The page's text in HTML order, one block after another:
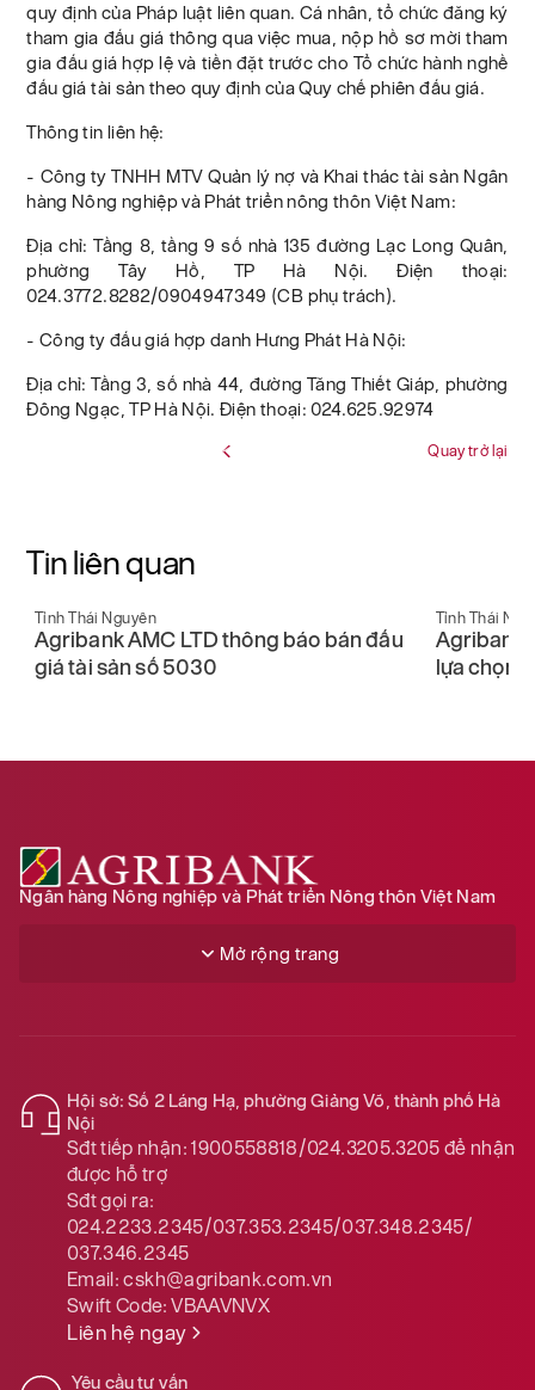
quy định của Pháp luật liên quan. Cá nhân, tổ chức đăng ký
tham gia đấu giá thông qua việc mua, nộp hồ sơ mời tham
gia đấu giá hợp lệ và tiền đặt trước cho Tổ chức hành nghề
đấu giá tài sản theo quy định của Quy chế phiên đấu giá.
Thông tin liên hệ:
- Công ty TNHH MTV Quản lý nợ và Khai thác tài sản Ngân
hàng Nông nghiệp và Phát triển nông thôn Việt Nam:
Địa chỉ: Tầng 8, tầng 9 số nhà 135 đường Lạc Long Quân,
phường Tây Hồ, TP Hà Nội. Điện thoại:
024.3772.8282/0904947349 (CB phụ trách).
- Công ty đấu giá hợp danh Hưng Phát Hà Nội:
Địa chỉ: Tầng 3, số nhà 44, đường Tăng Thiết Giáp, phường
Đông Ngạc, TP Hà Nội. Điện thoại: 024.625.92974
Quay trở lại
Tin liên quan
Tỉnh Thái Nguyên
Agribank AMC LTD thông báo bán đấu
giá tài sản số 5030
Tỉnh Thái
Agribank
lựa chọn
Ngân hàng Nông nghiệp và Phát triển Nông thôn Việt Nam
Mở rộng trang
Hội sở: Số 2 Láng Hạ, phường Giảng Võ, thành phố Hà
Nội
Sđt tiếp nhận: 1900558818/024.3205.3205để nhận
được hỗ trợ
Sđt gọi ra:
024.2233.2345/037.353.2345/037.348.2345/
037.346.2345
Email:cskh@agribank.com.vn
Swift Code:VBAAVNVX
Liên hệ ngay
Yêu cầu tư vấn